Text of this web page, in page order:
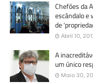
Chefões da
escândalo e
de
Abril 10,
A
um único
Maio 30,